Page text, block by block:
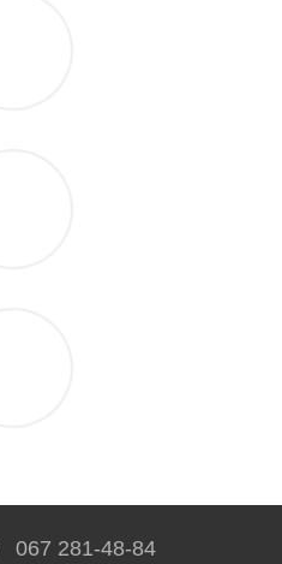
067 281-48-84